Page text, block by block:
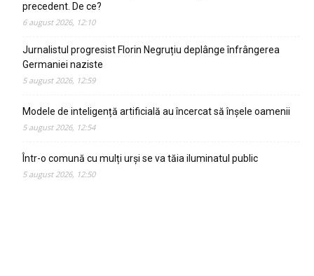
precedent. De ce?
6 august 2026, 12:10
Jurnalistul progresist Florin Negruțiu deplânge înfrângerea
Germaniei naziste
5 august 2026, 12:59
Modele de inteligență artificială au încercat să înșele oamenii
5 august 2026, 12:54
Într-o comună cu mulți urși se va tăia iluminatul public
5 august 2026, 12:50